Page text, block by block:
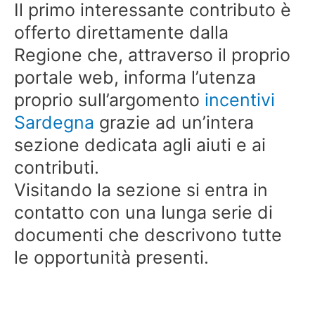
Il primo interessante contributo è
offerto direttamente dalla
Regione che, attraverso il proprio
portale web, informa l’utenza
proprio sull’argomento incentivi
Sardegna grazie ad un’intera
sezione dedicata agli aiuti e ai
contributi.
Visitando la sezione si entra in
contatto con una lunga serie di
documenti che descrivono tutte
le opportunità presenti.